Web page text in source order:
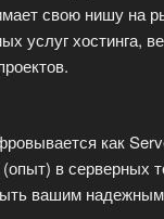
свою нишу на
услуг хостинга,
как
в серверных
вашим